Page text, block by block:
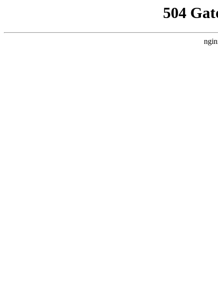
504